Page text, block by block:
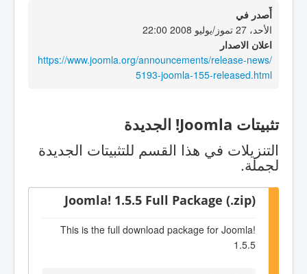
أٌصدر في
الأحد، 27 تموز/يوليو 2008 22:00
اعلان الاصدار
https://www.joomla.org/announcements/release-news/
5193-joomla-155-released.html
تثبيتات Joomla! الجديدة
التنزيلات في هذا القسم للتثبيتات الجديدة
لجملة.
Joomla! 1.5.5 Full Package (.zip)
This is the full download package for Joomla!
1.5.5